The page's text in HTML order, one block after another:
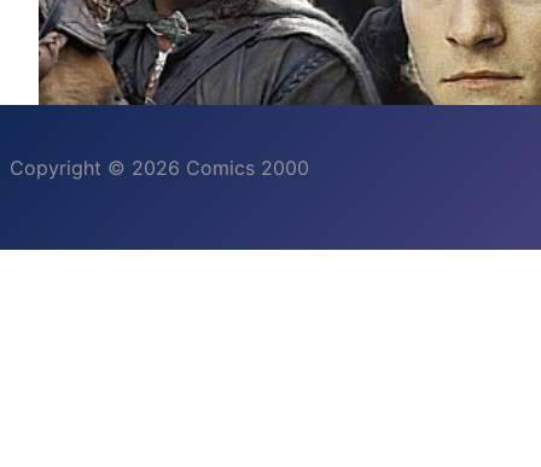
Copyright © 2026 Comics 2000